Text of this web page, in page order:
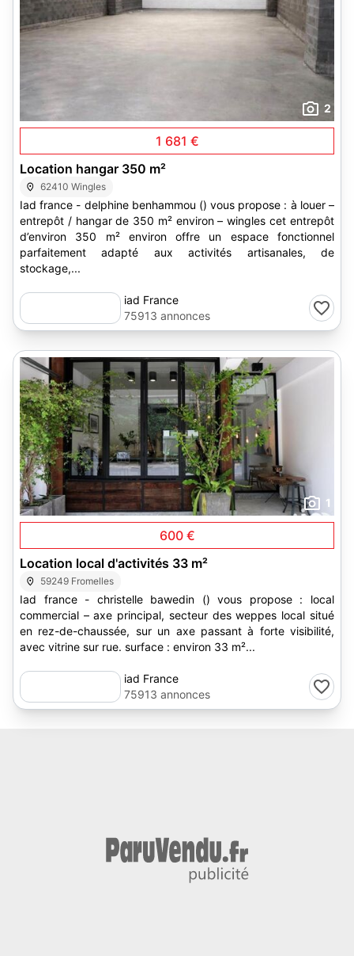
2
1 681 €
Location hangar 350 m²
62410 Wingles
Iad france - delphine benhammou () vous propose : à louer –
entrepôt / hangar de 350 m² environ – wingles cet entrepôt
d’environ 350 m² environ offre un espace fonctionnel
parfaitement adapté aux activités artisanales, de
stockage,...
iad France
75913 annonces
1
600 €
Location local d'activités 33 m²
59249 Fromelles
Iad france - christelle bawedin () vous propose : local
commercial – axe principal, secteur des weppes local situé
en rez-de-chaussée, sur un axe passant à forte visibilité,
avec vitrine sur rue. surface : environ 33 m²...
iad France
75913 annonces